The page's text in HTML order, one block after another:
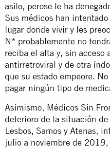
asilo, perose le ha
Sus médicos han
lugar donde vivir y les
N* probablemente no
reciba el alta y, sin acceso
antirretroviral y de otra
que su estado empeore.
pagar ningún tipo de
Asimismo, Médicos Sin
deterioro de la situación
Lesbos, Samos y Atenas,
julio a noviembre de